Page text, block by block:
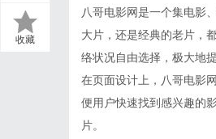
收藏
八哥电影网是一个集电影
大片，还是经典的老片，
络状况自由选择，极大地
在页面设计上，八哥电影
便用户快速找到感兴趣的
片。